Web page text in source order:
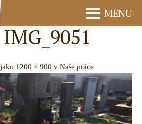
MENU
IMG_9051
jako 1200 × 900 v Naše práce